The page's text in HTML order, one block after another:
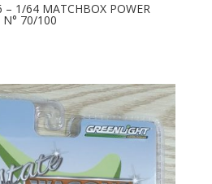
– 1/64 MATCHBOX POWER
70/100